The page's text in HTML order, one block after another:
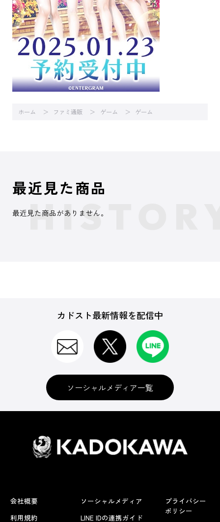
ホーム ファミ通販 ゲーム ゲーム
最近見た商品
最近見た商品がありません。
カドスト最新情報を配信中
ソーシャルメディア一覧
会社概要
利用規約
ソーシャルメディア
LINE IDの連携ガイド
プライバシー
ポリシー